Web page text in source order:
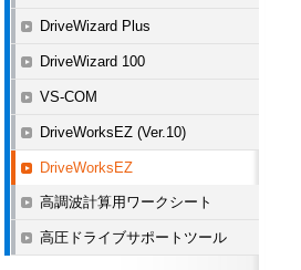
DriveWizard Plus
DriveWizard 100
VS-COM
DriveWorksEZ (Ver.10)
DriveWorksEZ
高調波計算用ワークシート
高圧ドライブサポートツール